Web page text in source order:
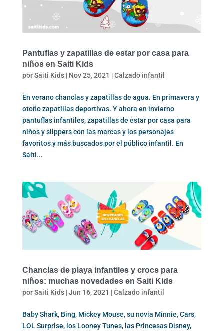
Pantuflas y zapatillas de estar por casa para
niños en Saiti Kids
porSaiti Kids| Nov 25, 2021 |Calzado infantil
En verano chanclas y zapatillas de agua. En primavera y
otoño zapatillas deportivas. Y ahora en invierno
pantuflas infantiles, zapatillas de estar por casa para
niños y slippers con las marcas y los personajes
favoritos y más buscados por el público infantil. En
Saiti...
Chanclas de playa infantiles y crocs para
niños: muchas novedades en Saiti Kids
porSaiti Kids|Jun 16, 2021 |Calzado infantil
Baby Shark, Bing, Mickey Mouse, su novia Minnie, Cars,
LOL Surprise, los Looney Tunes, las Princesas Disney,